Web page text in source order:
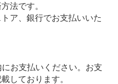
法です。
ア、銀行でお支払いいた
お支払いください。お支
しております。